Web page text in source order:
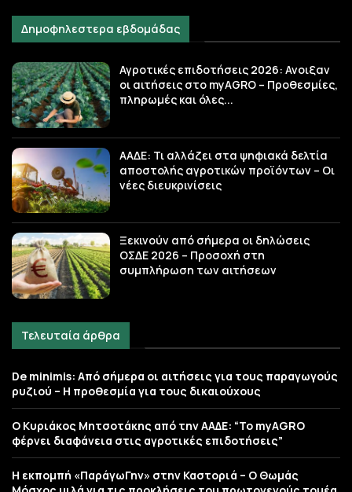
Δημοφηλεστερα εβδομάδας
Αγροτικές επιδοτήσεις 2026: Ανοιξαν
οι αιτήσεις στο myAGRO – Προθεσμίες,
πληρωμές και όλες...
ΑΑΔΕ: Τι αλλάζει στα ψηφιακά δελτία
αποστολής αγροτικών προϊόντων – Οι
νέες διευκρινίσεις
Ξεκινούν από σήμερα οι δηλώσεις
ΟΣΔΕ 2026 – Προσοχή στη
συμπλήρωση των αιτήσεων
Τελευταία άρθρα
De minimis: Από σήμερα οι αιτήσεις για τους παραγωγούς
ρυζιού – Η προθεσμία για τους δικαιούχους
Ο Κυριάκος Μητσοτάκης από την ΑΑΔΕ: “Το myAGRO
φέρνει διαφάνεια στις αγροτικές επιδοτήσεις”
Η εκπομπή «ΠαράγωΓην» στην Καστοριά – Ο Θωμάς